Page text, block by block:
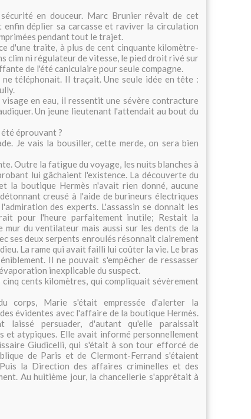
en douceur. Marc Brunier rêvait de cet
déplier sa carcasse et raviver la circulation
pendant tout le trajet.
d'une traite, à plus de cent cinquante kilomètre-
clim ni régulateur de vitesse, le pied droit rivé sur
de l'été caniculaire pour seule compagne.
téléphonait. Il traçait. Une seule idée en tête :
en eau, il ressentit une sévère contracture
Un jeune lieutenant l'attendait au bout du
éprouvant ?
Je vais la bousiller, cette merde, on sera bien
Outre la fatigue du voyage, les nuits blanches à
lui gâchaient l'existence. La découverte du
la boutique Hermès n'avait rien donné, aucune
creusé à l'aide de burineurs électriques
des experts. L'assassin se donnait les
pour l'heure parfaitement inutile; Restait la
mur du ventilateur mais aussi sur les dents de la
ses deux serpents enroulés résonnait clairement
La rame qui avait failli lui coûter la vie. Le bras
Il ne pouvait s'empêcher de ressasser
inexplicable du suspect.
cents kilomètres, qui compliquait sévèrement
corps, Marie s'était empressée d'alerter la
évidentes avec l'affaire de la boutique Hermès.
laissé persuader, d'autant qu'elle paraissait
et atypiques. Elle avait informé personnellement
Giudicelli, qui s'était à son tour efforcé de
de Paris et de Clermont-Ferrand s'étaient
la Direction des affaires criminelles et des
Au huitième jour, la chancellerie s'apprêtait à